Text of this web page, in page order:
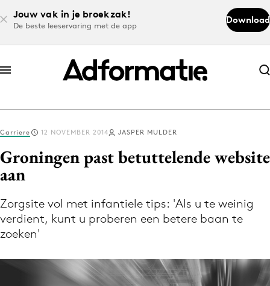
Jouw vak in je broekzak!
De beste leeservaring met de app
Download
Abonneer nu
Abonneer nu
Log in
Volg het laatste nieuws via de Adformatie
Nieuws app
Carriere 12 NOVEMBER 2014 JASPER MULDER
Groningen past betuttelende website
aan
Zorgsite vol met infantiele tips: 'Als u te weinig
verdient, kunt u proberen een betere baan te
zoeken'